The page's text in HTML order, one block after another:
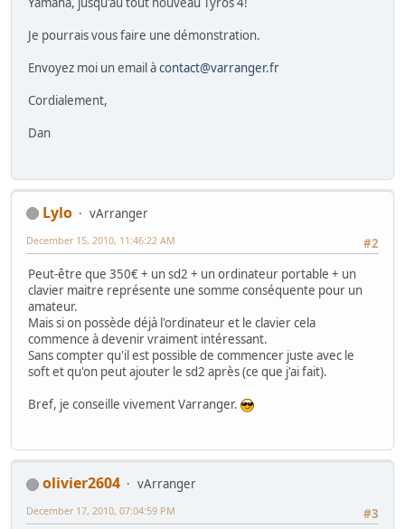
Je pourrais vous faire une démonstration.
Envoyez moi un email àcontact@varranger.fr
Cordialement,
Dan
Lylo
vArranger
#2
December 15, 2010, 11:46:22 AM
Peut-être que 350€ + un sd2 + un ordinateur portable + un
clavier maitre représente une somme conséquente pour un
amateur.
Mais si on possède déjà l'ordinateur et le clavier cela
commence à devenir vraiment intéressant.
Sans compter qu'il est possible de commencer juste avec le
soft et qu'on peut ajouter le sd2 après (ce que j'ai fait).
Bref, je conseille vivement Varranger.
olivier2604
vArranger
#3
December 17, 2010, 07:04:59 PM